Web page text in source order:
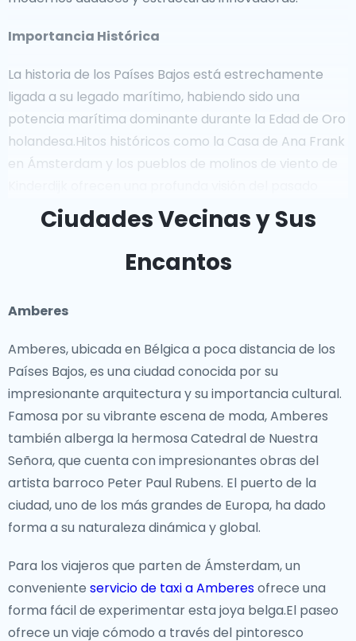
Importancia Histórica
La historia de los Países Bajos está estrechamente
ligada a su legado marítimo, habiendo sido una
potencia marítima dominante durante la Edad de Oro
holandesa.Hitos históricos como la Casa de Ana Frank
en Ámsterdam y los pueblos de molinos de viento de
legendario del país. La resistencia holandesa durante
la Segunda Guerra Mundial y el papel del país en el
establecimiento de la Unión Europea son capítulos
importantes en su historia moderna.
Lugares icónicos
Desde los icónicos canales de Ámsterdam hasta los
pacíficos campos de tulipanes de Lisse, los Países
Bajos ofrecen una amplia variedad de impresionantes
lugares. El Museo Van Gogh y el Rijksmuseum en
Ámsterdam albergan obras maestras de renombre
mundial que reflejan los logros artísticos de la nación.
Para los amantes de la naturaleza, los jardines de
Keukenhof, con millones de tulipanes en flor en
primavera, son una visita obligada, y el pintoresco
bicicleta y explorar encantadores pueblos.
Por caminos menos transitados
Ciudades Vecinas y Sus
Encantos
Amberes
Amberes, ubicada en Bélgica a poca distancia de los
Países Bajos, es una ciudad conocida por su
impresionante arquitectura y su importancia cultural.
Famosa por su vibrante escena de moda, Amberes
también alberga la hermosa Catedral de Nuestra
Señora, que cuenta con impresionantes obras del
artista barroco Peter Paul Rubens. El puerto de la
ciudad, uno de los más grandes de Europa, ha dado
forma a su naturaleza dinámica y global.
Para los viajeros que parten de Ámsterdam, un
conveniente servicio de taxi a Amberesofrece una
forma fácil de experimentar esta joya belga.El paseo
ofrece un viaje cómodo a través del pintoresco